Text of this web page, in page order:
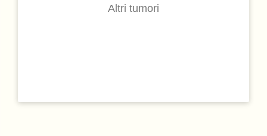
Altri tumori